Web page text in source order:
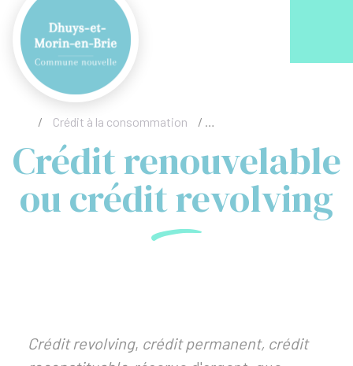
/ Crédit à la consommation / Crédit renouvelable ou
Crédit renouvelable
ou crédit revolving
Crédit revolving, crédit permanent, crédit